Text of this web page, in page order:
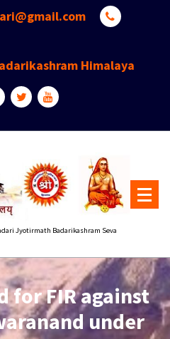
Himalaya
Jyotirmath Badarikashram Seva
for FIR against
under